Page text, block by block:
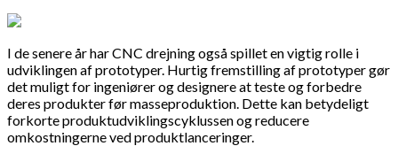
I de senere år har CNC drejning også spillet en vigtig rolle i
udviklingen af prototyper. Hurtig fremstilling af prototyper gør
det muligt for ingeniører og designere at teste og forbedre
deres produkter før masseproduktion. Dette kan betydeligt
forkorte produktudviklingscyklussen og reducere
omkostningerne ved produktlanceringer.